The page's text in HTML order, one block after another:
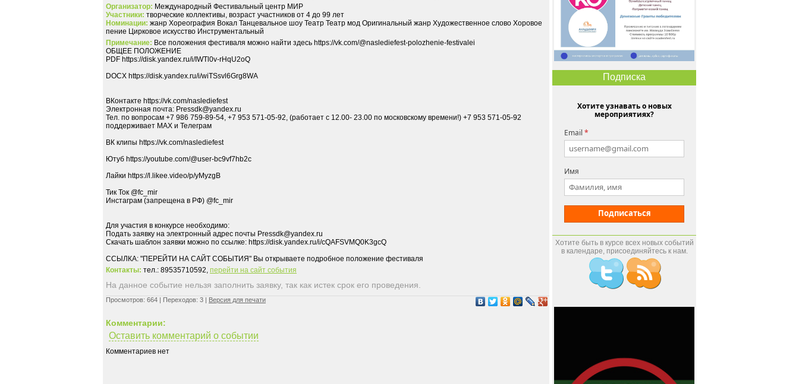
Организатор: Международный Фестивальный центр МИР
Участники: творческие коллективы, возраст участников от 4 до 99 лет
Номинации: жанр Хореография Вокал Танцевальное шоу Театр Театр мод Оригинальный жанр Художественное слово Хоровое
пение Цирковое искусство Инструментальный
Примечание: Все положения фестиваля можно найти здесь https://vk.com/@naslediefest-polozhenie-festivalei
ОБЩЕЕ ПОЛОЖЕНИЕ
PDF https://disk.yandex.ru/i/IWTl0v-rHqU2oQ
DOCX https://disk.yandex.ru/i/wiTSsvl6Grg8WA
ВКонтакте https://vk.com/naslediefest
Электронная почта: Pressdk@yandex.ru
Тел. по вопросам +7 986 759-89-54, +7 953 571-05-92, (работает с 12.00- 23.00 по московскому времени!) +7 953 571-05-92
поддерживает MAX и Телеграм
ВК клипы https://vk.com/naslediefest
Ютуб https://youtube.com/@user-bc9vf7hb2c
Лайки https://l.likee.video/p/yMyzgB
Тик Ток @fc_mir
Инстаграм (запрещена в РФ) @fc_mir
Для участия в конкурсе необходимо:
Подать заявку на электронный адрес почты Pressdk@yandex.ru
Скачать шаблон заявки можно по ссылке: https://disk.yandex.ru/i/cQAFSVMQ0K3gcQ
Контакты: тел.: 89535710592, перейти на сайт события
На данное событие нельзя заполнить заявку, так как истек срок его проведения.
Просмотров: 664 | Переходов: 3 | Версия для печати
Комментарии:
Оставить комментарий о событии
Комментариев нет
Подписка
Хотите узнавать о новых
мероприятиях?
Email *
Имя
Подписаться
Хотите быть в курсе всех новых событий
в календаре, присоединяйтесь к нам.